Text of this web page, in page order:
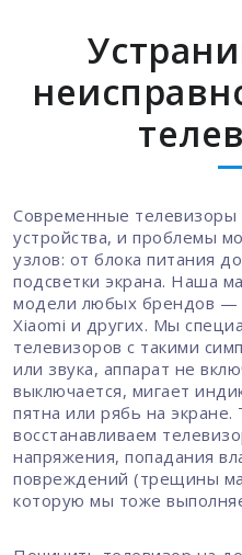
Современные
устройства, и проблемы
узлов: от блока питания
подсветки экрана. Наша
модели любых брендов —
Xiaomi и других. Мы
телевизоров с такими
или звука, аппарат не
выключается, мигает
пятна или рябь на
восстанавливаем
напряжения, попадания
повреждений (трещины
которую мы тоже